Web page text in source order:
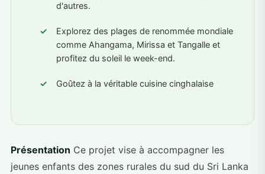
d'autres.
Explorez des plages de renommée mondiale
comme Ahangama, Mirissa et Tangalle et
profitez du soleil le week-end.
Goûtez à la véritable cuisine cinghalaise
Présentation Ce projet vise à accompagner les
jeunes enfants des zones rurales du sud du Sri Lanka